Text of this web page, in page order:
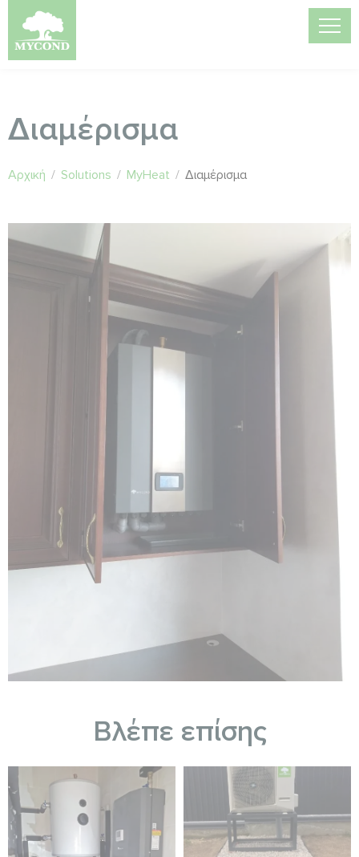
Διαμέρισμα
Αρχική / Solutions / MyHeat / Διαμέρισμα
Βλέπε επίσης